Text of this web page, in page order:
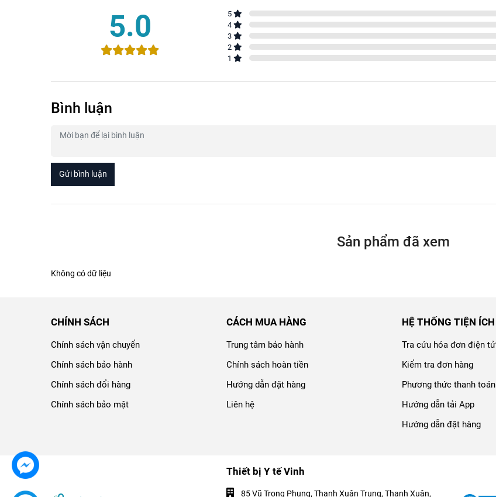
5.0 5
4
3
2
1
Bình luận
Gửi bình luận
Sản phẩm đã xem
Không có dữ liệu
CHÍNH SÁCH
Chính sách vận chuyển
Chính sách bảo hành
Chính sách đổi hàng
Chính sách bảo mật
CÁCH MUA HÀNG
Trung tâm bảo hành
Chính sách hoàn tiền
Hướng dẫn đặt hàng
Liên hệ
HỆ THỐNG TIỆN ÍCH
Tra cứu hóa đơn điện tử
Kiểm tra đơn hàng
Phương thức thanh toán
Hướng dẫn tải App
Hướng dẫn đặt hàng
Thiết bị Y tế Vinh
85 Vũ Trọng Phụng, Thanh Xuân Trung, Thanh Xuân,